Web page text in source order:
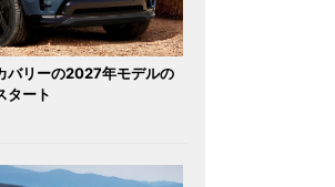
バリーの2027年モデルの
タート